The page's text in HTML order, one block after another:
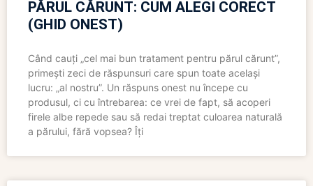
PĂRUL CĂRUNT: CUM ALEGI CORECT
(GHID ONEST)
Când cauți „cel mai bun tratament pentru părul cărunt”,
primești zeci de răspunsuri care spun toate același
lucru: „al nostru”. Un răspuns onest nu începe cu
produsul, ci cu întrebarea: ce vrei de fapt, să acoperi
firele albe repede sau să redai treptat culoarea naturală
a părului, fără vopsea? Îți